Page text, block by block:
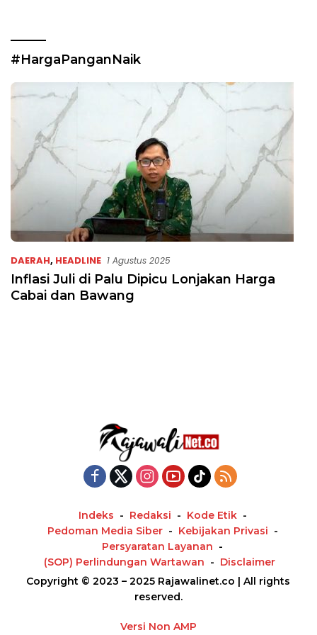
#HargaPanganNaik
DAERAH, HEADLINE 1 Agustus 2025
Inflasi Juli di Palu Dipicu Lonjakan Harga
Cabai dan Bawang
Indeks Redaksi
Kode Etik
Pedoman Media Siber
Kebijakan Privasi
Persyaratan Layanan
(SOP) Perlindungan Wartawan
Disclaimer
Copyright © 2023 – 2025 Rajawalinet.co | All rights
reserved.
Versi Non AMP